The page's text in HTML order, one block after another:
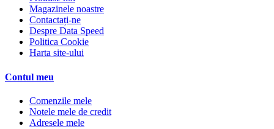
Magazinele noastre
Contactați-ne
Despre Data Speed
Politica Cookie
Harta site-ului
Contul meu
Comenzile mele
Notele mele de credit
Adresele mele